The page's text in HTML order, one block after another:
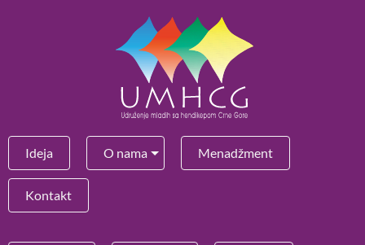
Ideja O nama Menadžment
Kontakt